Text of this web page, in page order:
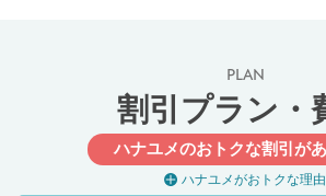
PLAN
割引プラン・
ハナユメのおトクな割引が
ハナユメがおトクな理由